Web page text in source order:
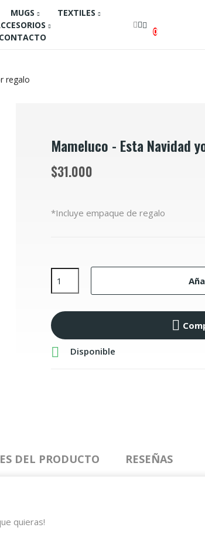
MUGS
TEXTILES
CONTACTO
0
regalo
Mameluco - Esta Navidad
$31.000
*Incluye empaque de regalo
 Disponible
DEL PRODUCTO RESEÑAS
quieras!